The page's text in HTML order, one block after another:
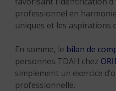
professionnel en
uniques et les aspirations
En somme, le bilan de
personnes TDAH chez
simplement un exercice
professionnelle.